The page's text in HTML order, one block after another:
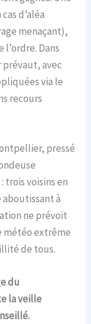
d’aléa
menaçant),
l’ordre. Dans
avec
via le
recours
pressé
trois voisins en
à
ne prévoit
météo extrême
de tous.
du
la veille